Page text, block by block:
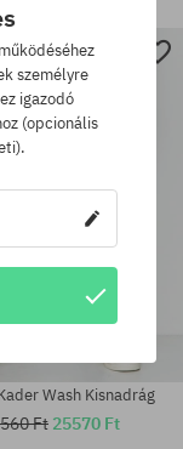
Wash Kisnadrág
Ft 25570 Ft
személyre
igazodó
(opcionális